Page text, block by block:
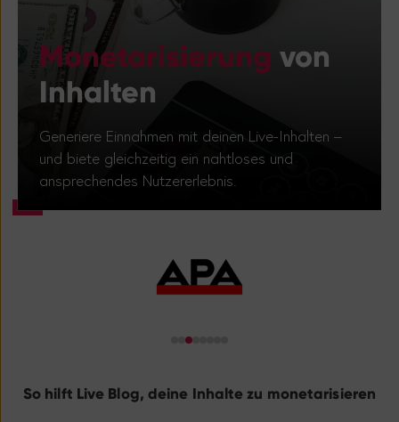
Monetarisierung
Inhalten
und biete gleichzeitig ein nahtloses und
ansprechendes Nutzererlebnis.